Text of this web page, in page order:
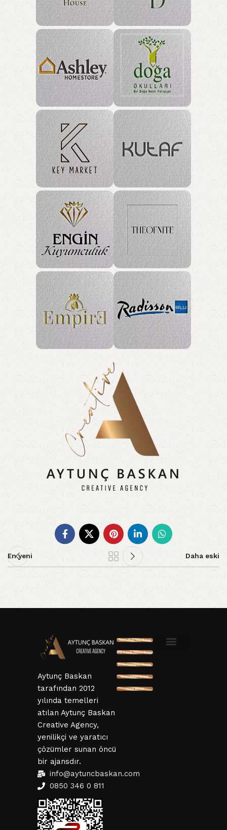
En yeni Daha eski
Aytunç Baskan
tarafından 2012
yılında temelleri
atılan Aytunç Baskan
Creative Agency,
yenilikçi ve yaratıcı
çözümler sunan öncü
bir ajansdır.
info@aytuncbaskan.com
0850 346 0 811